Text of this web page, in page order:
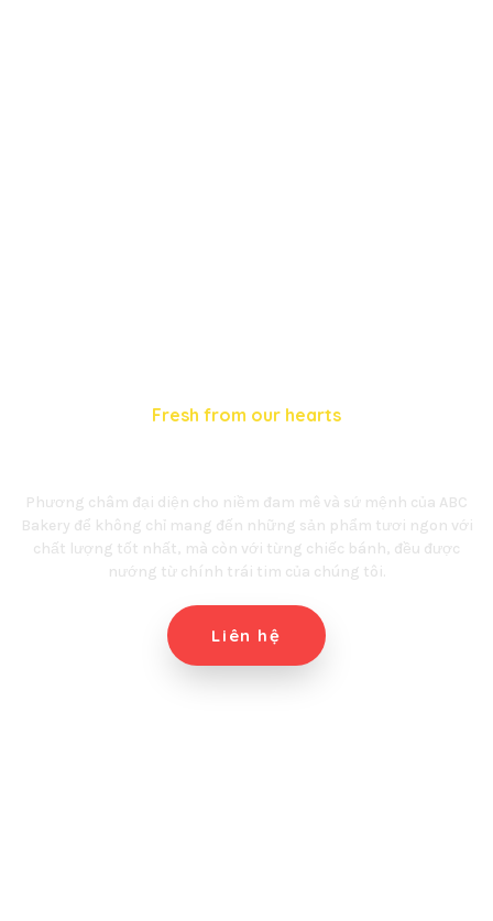
Fresh from our hearts
Phương châm đại diện cho niềm đam mê và sứ mệnh của ABC
Bakery để không chỉ mang đến những sản phẩm tươi ngon với
chất lượng tốt nhất, mà còn với từng chiếc bánh, đều được
nướng từ chính trái tim của chúng tôi.
Liên hệ